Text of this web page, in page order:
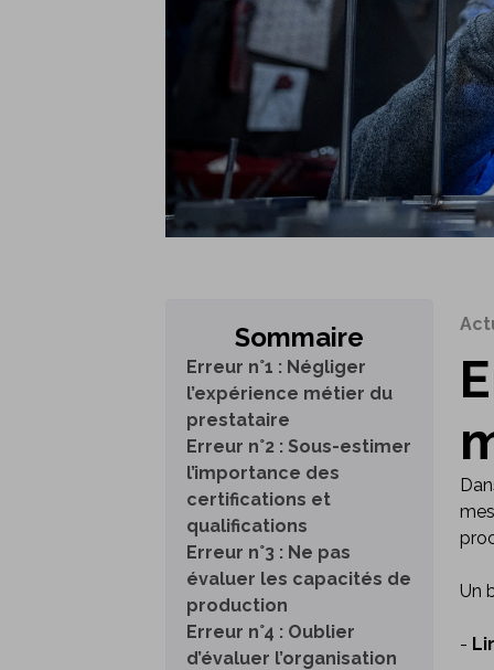
Sommaire
Erreur n°1 : Négliger
l’expérience métier du
prestataire
Erreur n°2 : Sous-estimer
l’importance des
certifications et
qualifications
Erreur n°3 : Ne pas
évaluer les capacités de
production
Erreur n°4 : Oublier
d’évaluer l’organisation
Un
-